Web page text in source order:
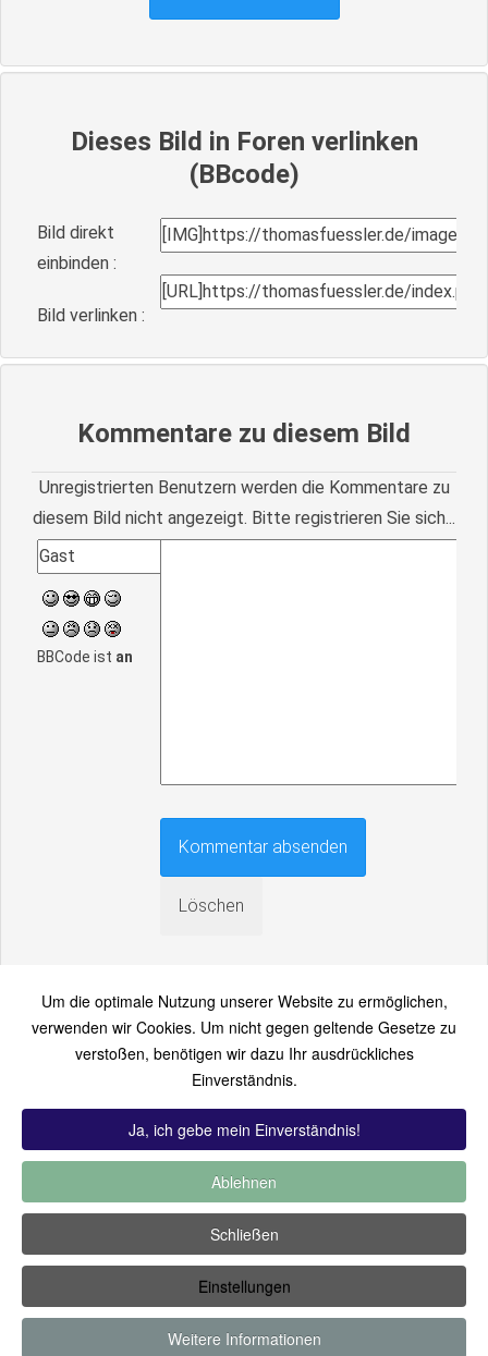
Dieses Bild in Foren verlinken
(BBcode)
Bild direkt
einbinden :
Bild verlinken :
Kommentare zu diesem Bild
Unregistrierten Benutzern werden die Kommentare zu
diesem Bild nicht angezeigt. Bitte registrieren Sie sich...
BBCode ist an
An einen Freund senden
Bitte loggen Sie sich zuerst ein...
-Zuletzt hinzugekommen
kommentiert-Meist gesehen
Copyright ©2019 by Thomas Füssler
Um die optimale Nutzung unserer Website zu ermöglichen,
verwenden wir Cookies. Um nicht gegen geltende Gesetze zu
verstoßen, benötigen wir dazu Ihr ausdrückliches
Einverständnis.
Ja, ich gebe mein Einverständnis!
Ablehnen
Schließen
Einstellungen
Weitere Informationen